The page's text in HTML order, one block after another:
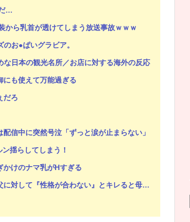
…
から乳首が透けてしまう放送事故ｗｗｗ
お●ぱいグラビア。
日本の観光名所／お店に対する海外の反応
にも使えて万能過ぎる
だろ
信中に突然号泣「ずっと涙が止まらない」
揺らしてしまう！
かけのナマ乳がHすぎる
格が合わない』とキレると母が「こう言い出した」